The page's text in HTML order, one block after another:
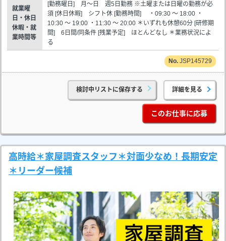
就業曜
日・休日
休暇・就
業時間等
[勤務曜日] 月～日 週5日勤務 ※土曜または日曜の勤務が必
須 [休日休暇] シフト休 [勤務時間] ・09:30 ～ 18:00 ・
10:30 ～ 19:00 ・11:30 ～ 20:00 ＊いずれも休憩60分 [研修期
間] 6日間/同条件 [残業予定] ほとんどなし ＊業務状況によ
る
JSP145729
検討中リストに保存する 詳細を見る
このお仕事に応募
高時給＊家屋調査スタッフ＊対面少なめ！長期安定
＊リーダー候補